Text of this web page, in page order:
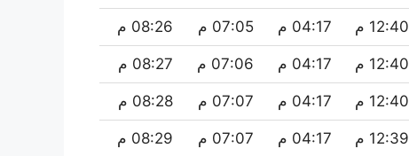
12:40 م 04:17 م 07:05 م 08:26 م
12:40 م 04:17 م 07:06 م 08:27 م
12:40 م 04:17 م 07:07 م 08:28 م
12:39 م 04:17 م 07:07 م 08:29 م